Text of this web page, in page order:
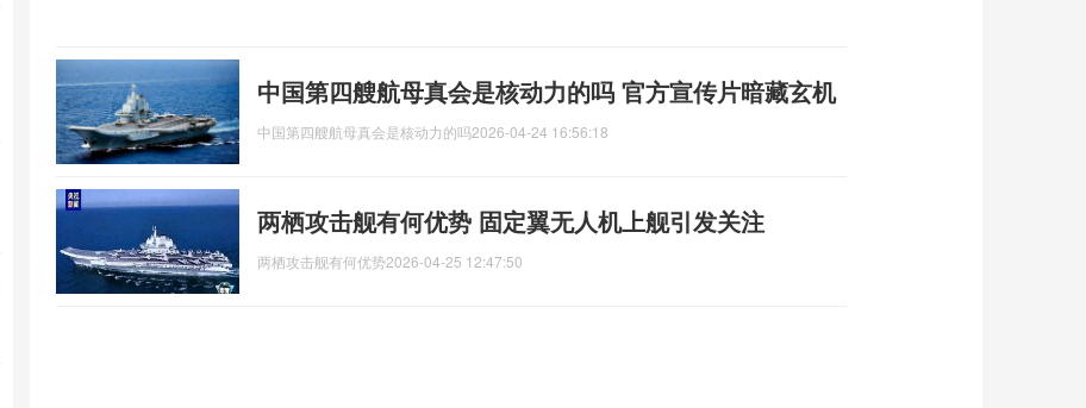
中国第四艘航母真会是核动力的吗 官方宣传片暗藏玄机
中国第四艘航母真会是核动力的吗2026-04-24 16:56:18
两栖攻击舰有何优势 固定翼无人机上舰引发关注
两栖攻击舰有何优势2026-04-25 12:47:50